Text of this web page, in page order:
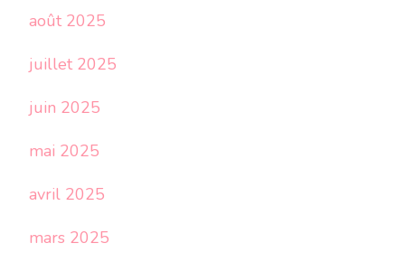
août 2025
juillet 2025
juin 2025
mai 2025
avril 2025
mars 2025